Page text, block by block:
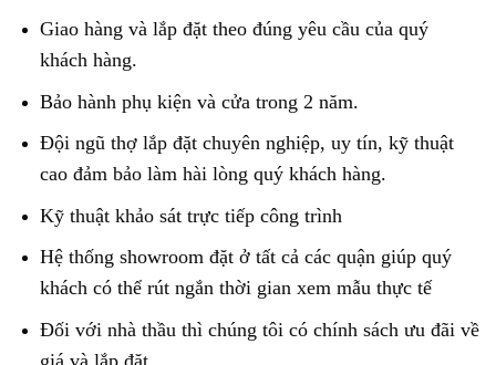
Giao hàng và lắp đặt theo đúng yêu cầu của quý
khách hàng.
Bảo hành phụ kiện và cửa trong 2 năm.
Đội ngũ thợ lắp đặt chuyên nghiệp, uy tín, kỹ thuật
cao đảm bảo làm hài lòng quý khách hàng.
Kỹ thuật khảo sát trực tiếp công trình
Hệ thống showroom đặt ở tất cả các quận giúp quý
khách có thể rút ngắn thời gian xem mẫu thực tế
Đối với nhà thầu thì chúng tôi có chính sách ưu đãi về
giá và lắp đặt.